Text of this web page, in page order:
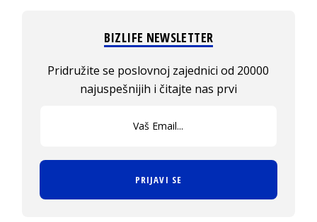
BIZLIFE NEWSLETTER
Pridružite se poslovnoj zajednici od 20000
najuspešnijih i čitajte nas prvi
PRIJAVI SE